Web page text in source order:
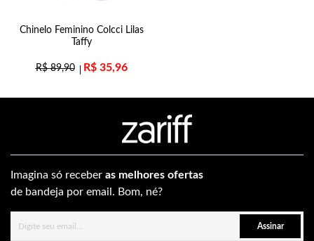
Chinelo Feminino Colcci Lilas
Taffy
R$89,90 R$35,96
Imagina só receber as melhores ofertas
de bandeja por email. Bom, né?
Assinar